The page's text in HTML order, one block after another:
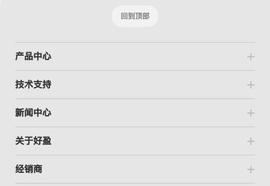
回到顶部
产品中心
技术支持
新闻中心
关于好盈
经销商